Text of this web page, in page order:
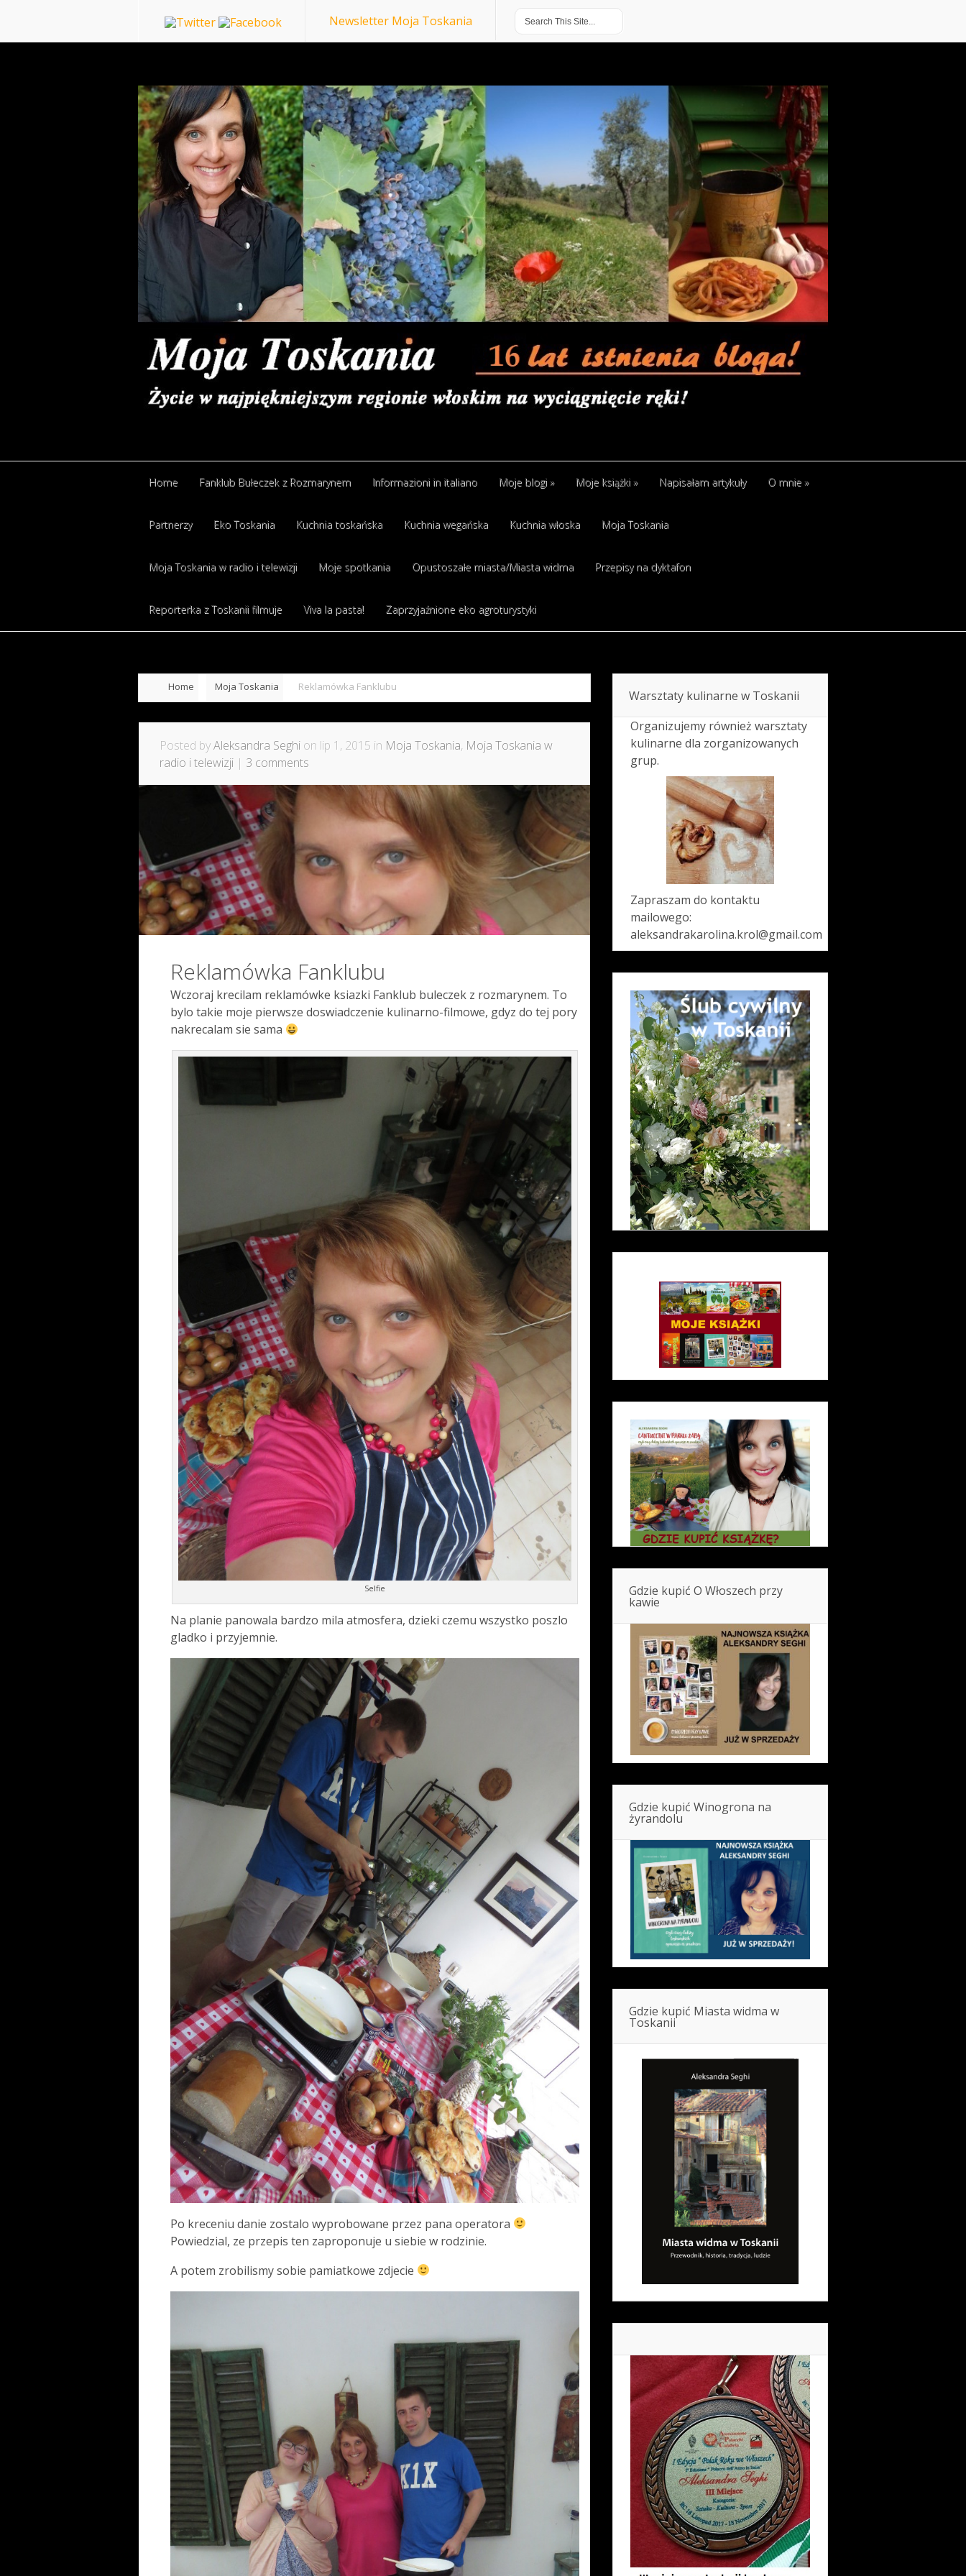
Newsletter Moja Toskania
Home Fanklub Bułeczek z Rozmarynem Informazioni in italiano Moje blogi » Moje książki » Napisałam artykuły O mnie »
Partnerzy Eko Toskania Kuchnia toskańska Kuchnia wegańska Kuchnia włoska Moja Toskania
Moja Toskania w radio i telewizji Moje spotkania Opustoszałe miasta/Miasta widma Przepisy na dyktafon
Reporterka z Toskanii filmuje Viva la pasta! Zaprzyjaźnione eko agroturystyki
Home Moja Toskania Reklamówka Fanklubu
Posted byAleksandra Seghi on lip 1, 2015 in Moja Toskania, Moja Toskania w
radio i telewizji | 3 comments
Reklamówka Fanklubu
Wczoraj krecilam reklamówke ksiazki Fanklub buleczek z rozmarynem. To
bylo takie moje pierwsze doswiadczenie kulinarno-filmowe, gdyz do tej pory
nakrecalam sie sama
Selfie
Na planie panowala bardzo mila atmosfera, dzieki czemu wszystko poszlo
gladko i przyjemnie.
Po kreceniu danie zostalo wyprobowane przez pana operatora
Powiedzial, ze przepis ten zaproponuje u siebie w rodzinie.
A potem zrobilismy sobie pamiatkowe zdjecie
Warsztaty kulinarne w Toskanii
Organizujemy również warsztaty
kulinarne dla zorganizowanych
grup.
Zapraszam do kontaktu
mailowego:
aleksandrakarolina.krol@gmail.com
Gdzie kupić O Włoszech przy
kawie
Gdzie kupić Winogrona na
żyrandolu
Gdzie kupić Miasta widma w
Toskanii